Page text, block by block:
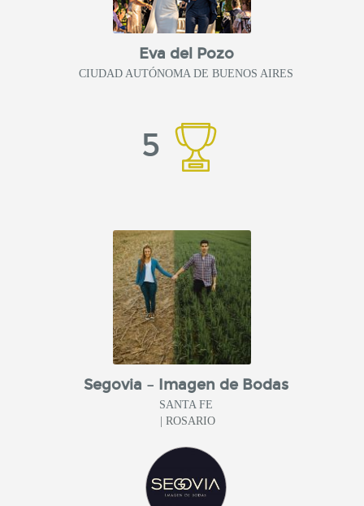
Eva del Pozo
CIUDAD AUTÓNOMA DE BUENOS AIRES
5
Segovia – Imagen de Bodas
SANTA FE
| ROSARIO